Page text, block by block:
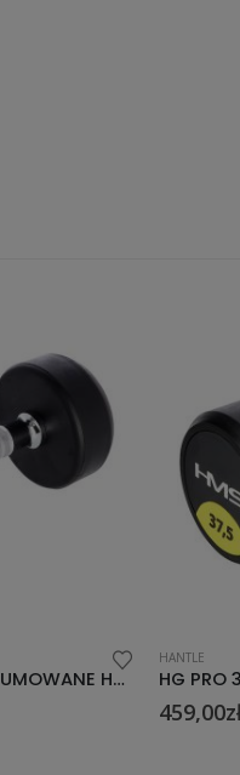
HG PRO 37.5 KG HANTLE GUMOWANE HMS
HANTLE
99,00zł